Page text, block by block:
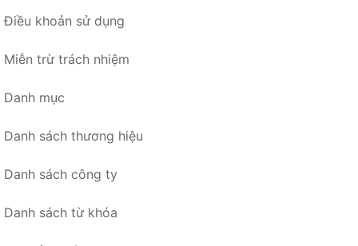
Điều khoản sử dụng
Miễn trừ trách nhiệm
Danh mục
Danh sách thương hiệu
Danh sách công ty
Danh sách từ khóa